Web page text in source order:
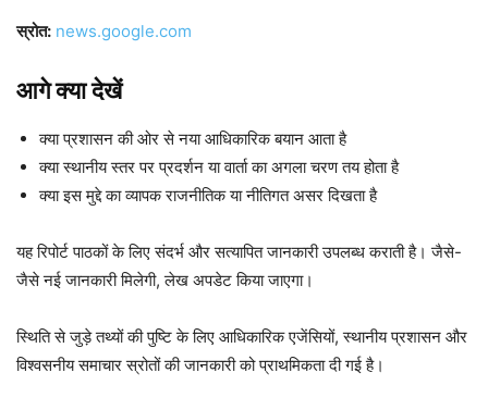
स्रोत: news.google.com
आगे क्या देखें
क्या प्रशासन की ओर से नया आधिकारिक बयान आता है
क्या स्थानीय स्तर पर प्रदर्शन या वार्ता का अगला चरण तय होता है
क्या इस मुद्दे का व्यापक राजनीतिक या नीतिगत असर दिखता है
यह रिपोर्ट पाठकों के लिए संदर्भ और सत्यापित जानकारी उपलब्ध कराती है। जैसे-
जैसे नई जानकारी मिलेगी, लेख अपडेट किया जाएगा।
स्थिति से जुड़े तथ्यों की पुष्टि के लिए आधिकारिक एजेंसियों, स्थानीय प्रशासन और
विश्वसनीय समाचार स्रोतों की जानकारी को प्राथमिकता दी गई है।